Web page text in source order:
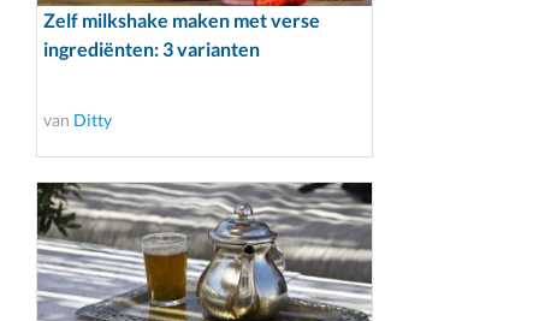
Zelf milkshake maken met verse
ingrediënten: 3 varianten
van Ditty